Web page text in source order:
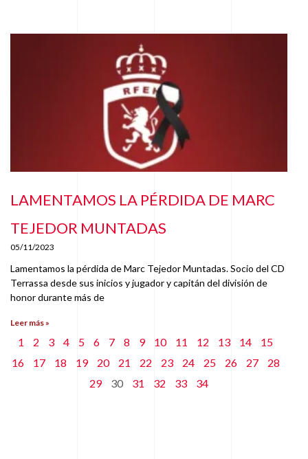
LAMENTAMOS LA PÉRDIDA DE MARC
TEJEDOR MUNTADAS
05/11/2023
Lamentamos la pérdida de Marc Tejedor Muntadas. Socio del CD
Terrassa desde sus inicios y jugador y capitán del división de
honor durante más de
Leer más »
1 2 3 4 5 6 7 8 9 10 11 12 13 14
15
16
17 18 19 20 21 22 23 24 25 26 27
28
29
30 31 32 33 34